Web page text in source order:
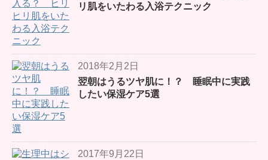
リ肌をいたわる入浴テクニック
2018年2月2日
翌朝はうるツヤ肌に！？ 睡眠中に実践
したい保湿ケア5選
2017年9月22日